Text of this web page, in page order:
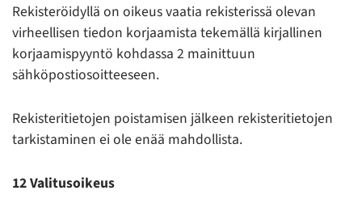
Rekisteröidyllä on oikeus vaatia rekisterissä olevan
virheellisen tiedon korjaamista tekemällä kirjallinen
korjaamispyyntö kohdassa 2 mainittuun
sähköpostiosoitteeseen.
Rekisteritietojen poistamisen jälkeen rekisteritietojen
tarkistaminen ei ole enää mahdollista.
12 Valitusoikeus